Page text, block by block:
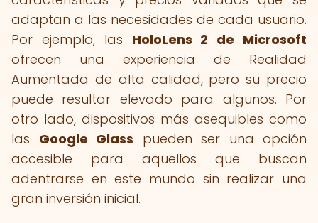
adaptan a las necesidades de cada usuario.
Por ejemplo, las HoloLens 2 de Microsoft
ofrecen una experiencia de Realidad
Aumentada de alta calidad, pero su precio
puede resultar elevado para algunos. Por
otro lado, dispositivos más asequibles como
las Google Glass pueden ser una opción
accesible para aquellos que buscan
adentrarse en este mundo sin realizar una
gran inversión inicial.